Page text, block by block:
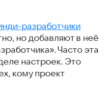
разработчики
но добавляют в неё
Часто эта
настроек. Это
кому проект